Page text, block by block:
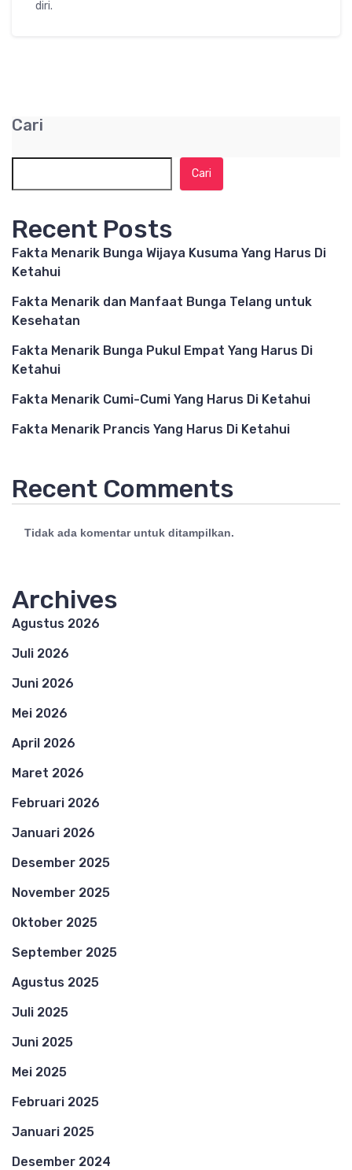
diri.
Cari
Cari
Recent Posts
Fakta Menarik Bunga Wijaya Kusuma Yang Harus Di
Ketahui
Fakta Menarik dan Manfaat Bunga Telang untuk
Kesehatan
Fakta Menarik Bunga Pukul Empat Yang Harus Di
Ketahui
Fakta Menarik Cumi-Cumi Yang Harus Di Ketahui
Fakta Menarik Prancis Yang Harus Di Ketahui
Recent Comments
Tidak ada komentar untuk ditampilkan.
Archives
Agustus 2026
Juli 2026
Juni 2026
Mei 2026
April 2026
Maret 2026
Februari 2026
Januari 2026
Desember 2025
November 2025
Oktober 2025
September 2025
Agustus 2025
Juli 2025
Juni 2025
Mei 2025
Februari 2025
Januari 2025
Desember 2024